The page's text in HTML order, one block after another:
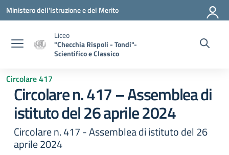
Vai ai contenuti
Vai al menu di navigazione
Vai al footer
Ministero dell'Istruzione e del Merito
Liceo
"Checchia Rispoli - Tondi"-
Scientifico e Classico
Circolare 417
Circolare n. 417 – Assemblea di
istituto del 26 aprile 2024
Circolare n. 417 - Assemblea di istituto del 26
aprile 2024